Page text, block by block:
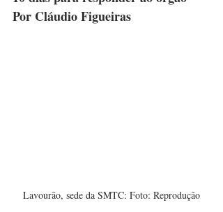
Por Cláudio Figueiras
Lavourão, sede da SMTC: Foto: Reprodução